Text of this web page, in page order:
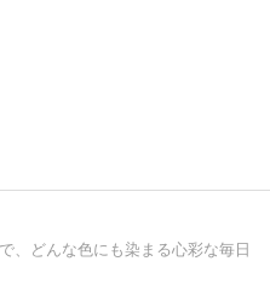
、どんな色にも染まる心彩な毎日